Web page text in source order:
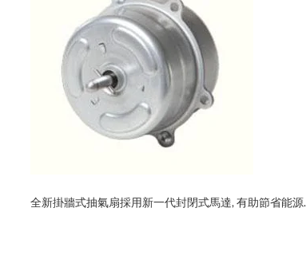
全新掛牆式抽氣扇採用新一代封閉式馬達, 有助節省能源.